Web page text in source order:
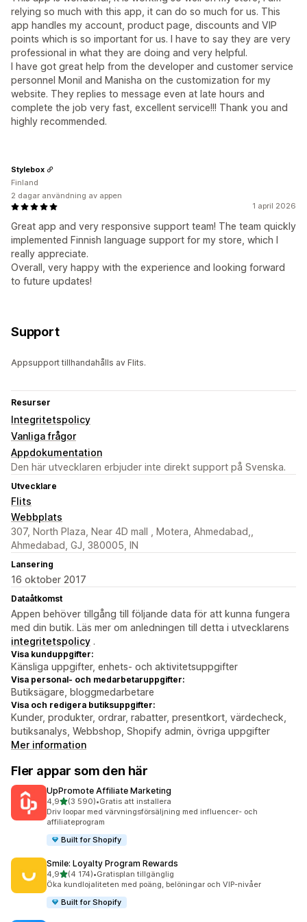
relying so much with this app, it can do so much for us. This
app handles my account, product page, discounts and VIP
points which is so important for us. I have to say they are very
professional in what they are doing and very helpful.
I have got great help from the developer and customer service
personnel Monil and Manisha on the customization for my
website. They replies to message even at late hours and
complete the job very fast, excellent service!!! Thank you and
highly recommended.
1 april 2026
Great app and very responsive support team! The team quickly
implemented Finnish language support for my store, which I
really appreciate.
Overall, very happy with the experience and looking forward
to future updates!
Stylebox
Finland
2 dagar användning av appen
Support
Appsupport tillhandahålls av Flits.
Resurser
Integritetspolicy
Vanliga frågor
Appdokumentation
Den här utvecklaren erbjuder inte direkt support på Svenska.
Utvecklare
Flits
Webbplats
307, North Plaza, Near 4D mall , Motera, Ahmedabad,,
Ahmedabad, GJ, 380005, IN
Lansering
16 oktober 2017
Dataåtkomst
Appen behöver tillgång till följande data för att kunna fungera
med din butik. Läs mer om anledningen till detta i utvecklarens
integritetspolicy .
Visa kunduppgifter:
Känsliga uppgifter, enhets- och aktivitetsuppgifter
Visa personal- och medarbetaruppgifter:
Butiksägare, bloggmedarbetare
Visa och redigera butiksuppgifter:
Kunder, produkter, ordrar, rabatter, presentkort, värdecheck,
butiksanalys, Webbshop, Shopify admin, övriga uppgifter
Mer information
Fler appar som den här
UpPromote Affiliate Marketing
4,9av 5 stjärnor
(3 590)
3590 recensioner totalt
•Gratis att installera
Driv loopar med värvningsförsäljning med influencer- och
affiliateprogram
Built for Shopify
Smile: Loyalty Program Rewards
4,9av 5 stjärnor
(4 174)
4174 recensioner totalt
•Gratisplan tillgänglig
Öka kundlojaliteten med poäng, belöningar och VIP-nivåer
Built for Shopify